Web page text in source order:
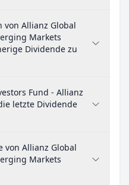
von Allianz Global
Markets
Dividende zu
Fund - Allianz
letzte Dividende
von Allianz Global
Markets